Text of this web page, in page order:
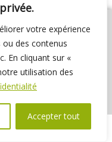
votre expérience
des contenus
En cliquant sur «
utilisation des
Accepter tout
Nous contacter
Délibérations